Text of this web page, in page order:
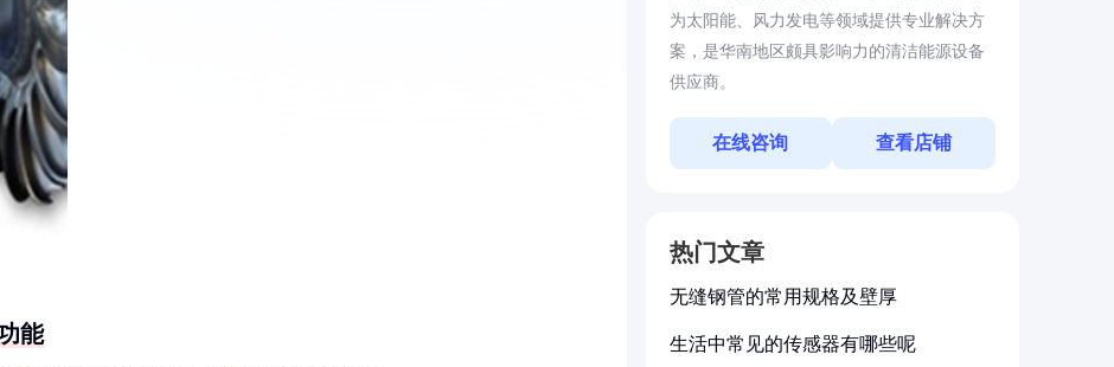
能
为太阳能、风力发电等领域提供专业解决方
案，是华南地区颇具影响力的清洁能源设备
供应商。
在线咨询 查看店铺
热门文章
无缝钢管的常用规格及壁厚
生活中常见的传感器有哪些呢